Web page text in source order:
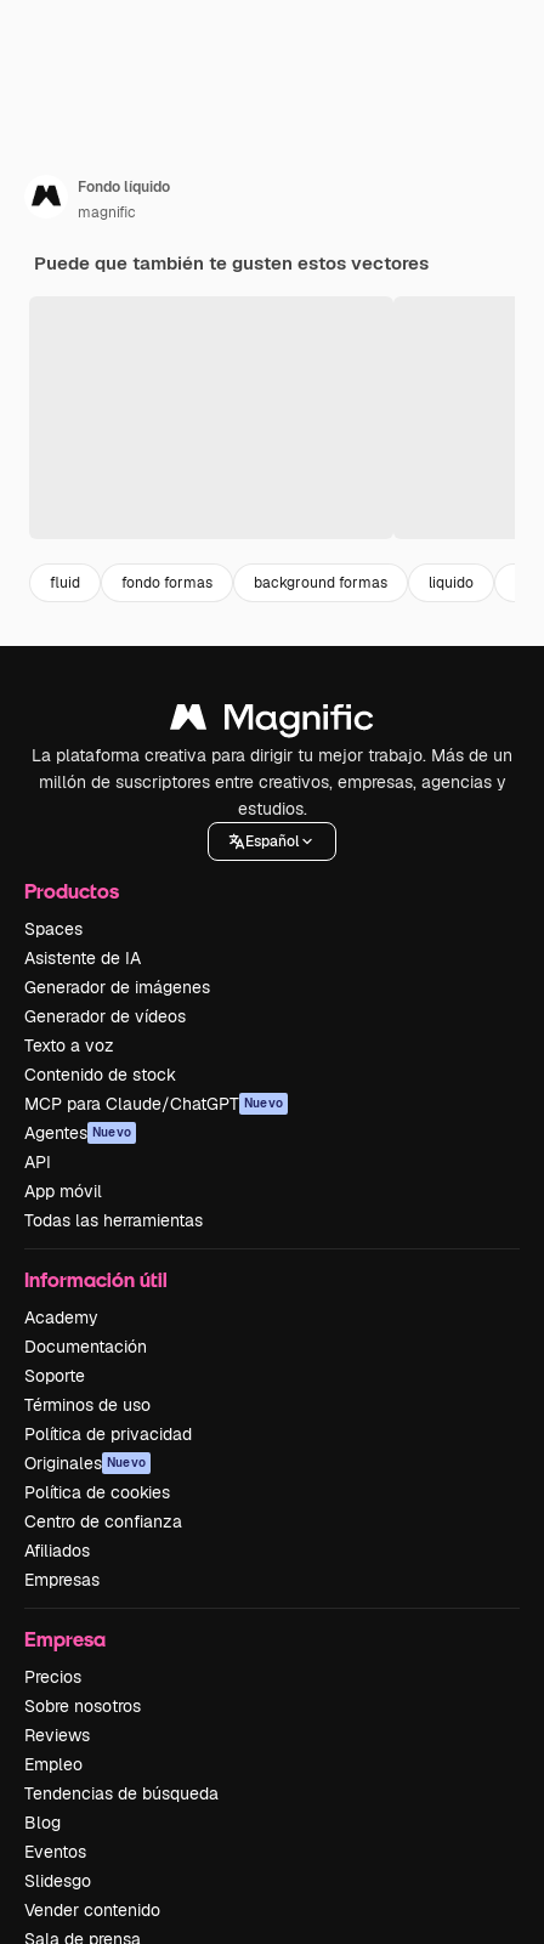
Fondo líquido
magnific
Puede que también te gusten estos vectores
fluid fondo formas background formas liquido
La plataforma creativa para dirigir tu mejor trabajo. Más de un
millón de suscriptores entre creativos, empresas, agencias y
estudios.
Español
Productos
Spaces
Asistente de IA
Generador de imágenes
Generador de vídeos
Texto a voz
Contenido de stock
MCP para Claude/ChatGPT Nuevo
Agentes Nuevo
API
App móvil
Todas las herramientas
Información útil
Academy
Documentación
Soporte
Términos de uso
Política de privacidad
Originales Nuevo
Política de cookies
Centro de confianza
Afiliados
Empresas
Empresa
Precios
Sobre nosotros
Reviews
Empleo
Tendencias de búsqueda
Blog
Eventos
Slidesgo
Vender contenido
Sala de prensa